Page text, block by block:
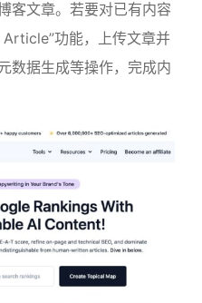
客文章。若要对已有内容
功能，上传文章并
数据生成等操作，完成内